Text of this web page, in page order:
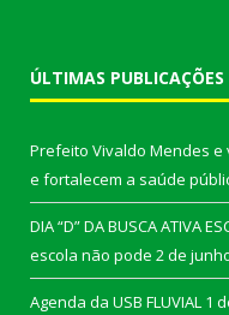
ÚLTIMAS PUBLICAÇÕES
Prefeito Vivaldo Mendes e
e fortalecem a saúde
DIA “D” DA BUSCA ATIVA
escola não pode 2 de
Agenda da USB FLUVIAL 1